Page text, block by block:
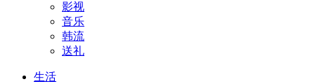
影视
音乐
韩流
送礼
生活